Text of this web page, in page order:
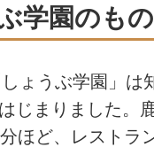
学園のも
ょうぶ学園」は
じまりました。
ほど、レストラ